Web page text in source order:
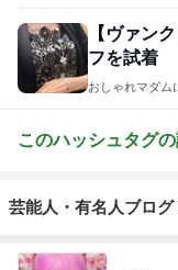
【ヴァン
フを試着
おしゃれマダム
このハッシュタグ
芸能人・有名人ブログ